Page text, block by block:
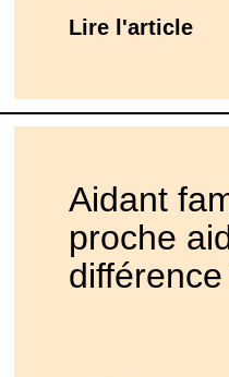
Lire l'article
Aidant
proche